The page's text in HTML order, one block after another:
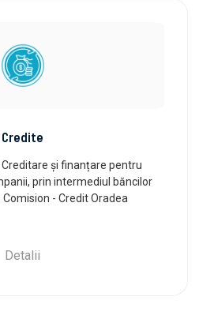
Credite
și finanțare pentru
prin intermediul băncilor
- Credit Oradea
Detalii